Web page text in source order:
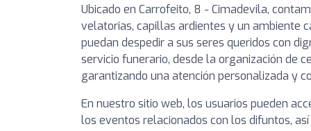
Ubicado en Carrofeito, 8 - Cimadevila,
velatorias, capillas ardientes y un ambiente
puedan despedir a sus seres queridos con
servicio funerario, desde la organización de
garantizando una atención personalizada y
En nuestro sitio web, los usuarios pueden
los eventos relacionados con los difuntos,